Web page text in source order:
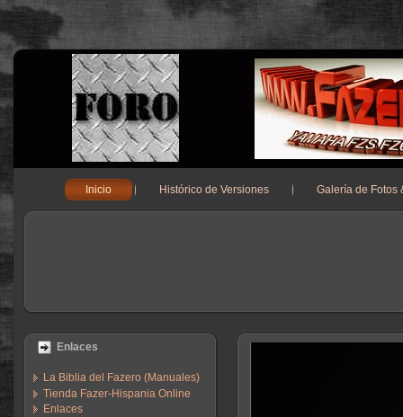
Inicio Histórico de Versiones Galería de Fotos
Enlaces
La Biblia del Fazero (Manuales)
Tienda Fazer-Hispania Online
Enlaces